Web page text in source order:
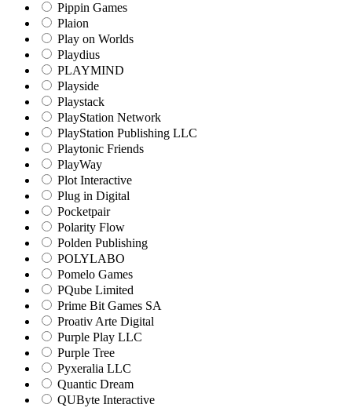
Pippin Games
Plaion
Play on Worlds
Playdius
PLAYMIND
Playside
Playstack
PlayStation Network
PlayStation Publishing LLC
Playtonic Friends
PlayWay
Plot Interactive
Plug in Digital
Pocketpair
Polarity Flow
Polden Publishing
POLYLABO
Pomelo Games
PQube Limited
Prime Bit Games SA
Proativ Arte Digital
Purple Play LLC
Purple Tree
Pyxeralia LLC
Quantic Dream
QUByte Interactive